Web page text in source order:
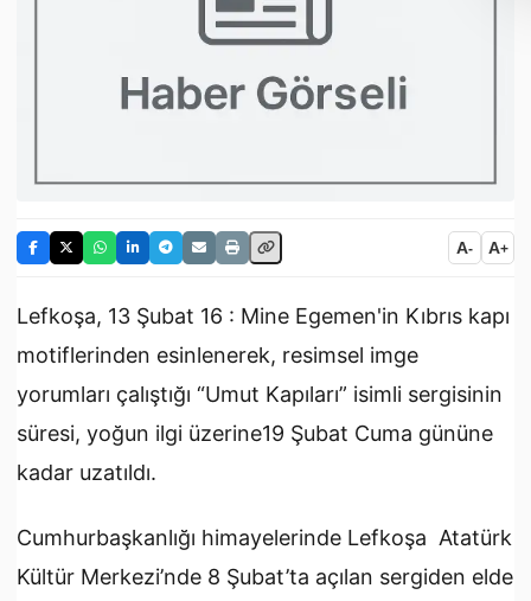
A- A+
Lefkoşa, 13 Şubat 16 : Mine Egemen'in Kıbrıs kapı
motiflerinden esinlenerek, resimsel imge
yorumları çalıştığı “Umut Kapıları” isimli sergisinin
süresi, yoğun ilgi üzerine19 Şubat Cuma gününe
kadar uzatıldı.
Cumhurbaşkanlığı himayelerinde Lefkoşa Atatürk
Kültür Merkezi’nde 8 Şubat’ta açılan sergiden elde